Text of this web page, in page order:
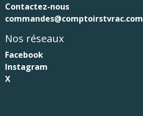
Contactez-nous
commandes@comptoirstvrac.com
Nos réseaux
Facebook
Instagram
X